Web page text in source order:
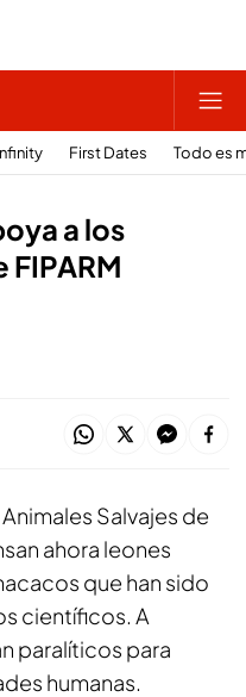
First Dates Todo es
a los
FIPARM
Salvajes de
ahora leones
que han sido
científicos. A
paralíticos para
humanas.